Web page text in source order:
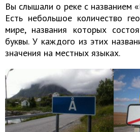
Вы слышали о реке с названием
Есть небольшое количество
мире, названия которых
буквы. У каждого из этих
значения на местных языках.